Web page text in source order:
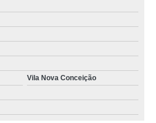
Vila Nova Conceição